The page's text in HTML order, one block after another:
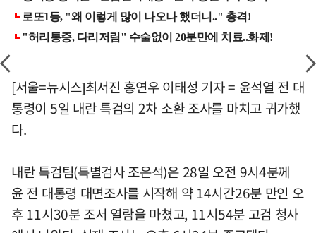
[서울=뉴시스]최서진 홍연우 이태성 기자 = 윤석열 전 대
통령이 5일 내란 특검의 2차 소환 조사를 마치고 귀가했
다.
내란 특검팀(특별검사 조은석)은 28일 오전 9시4분께
윤 전 대통령 대면조사를 시작해 약 14시간26분 만인 오
후 11시30분 조서 열람을 마쳤고, 11시54분 고검 청사